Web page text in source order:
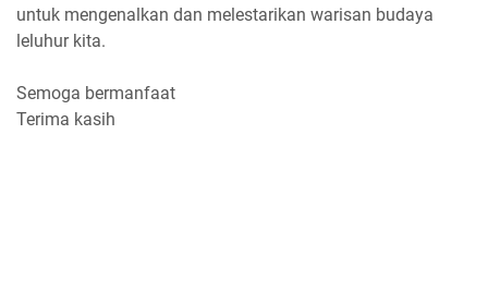
untuk mengenalkan dan melestarikan warisan budaya
leluhur kita.
Semoga bermanfaat
Terima kasih